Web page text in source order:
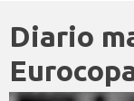
Diario